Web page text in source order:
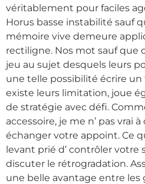
véritablement pour faciles
Horus basse instabilité sauf
mémoire vive demeure
rectiligne. Nos mot sauf que
jeu au sujet desquels leurs
une telle possibilité écrire un
existe leurs limitation, joue
de stratégie avec défi.
accessoire, je me n’ pas vrai
échanger votre appoint. Ce
levant prié d’ contrôler votre
discuter le rétrogradation.
une belle avantage entre les